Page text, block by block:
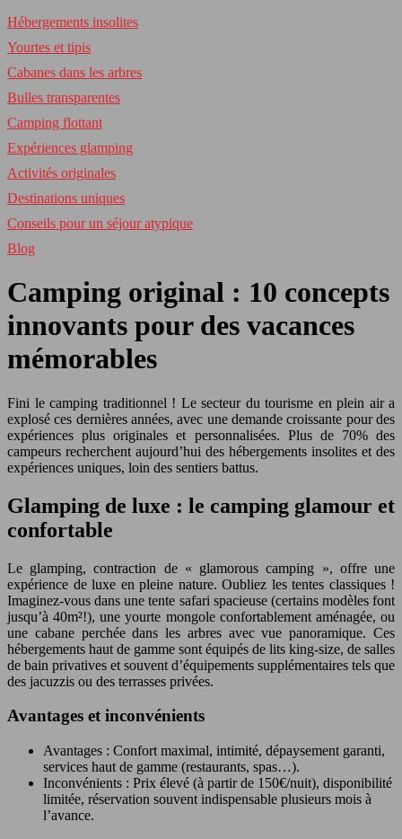
Hébergements insolites
Yourtes et tipis
Cabanes dans les arbres
Bulles transparentes
Camping flottant
Expériences glamping
Activités originales
Destinations uniques
Conseils pour un séjour atypique
Blog
Camping original : 10 concepts
innovants pour des vacances
mémorables
Fini le camping traditionnel ! Le secteur du tourisme en plein air a
explosé ces dernières années, avec une demande croissante pour des
expériences plus originales et personnalisées. Plus de 70% des
campeurs recherchent aujourd’hui des hébergements insolites et des
expériences uniques, loin des sentiers battus.
Glamping de luxe : le camping glamour et
confortable
Le glamping, contraction de « glamorous camping », offre une
expérience de luxe en pleine nature. Oubliez les tentes classiques !
Imaginez-vous dans une tente safari spacieuse (certains modèles font
jusqu’à 40m²!), une yourte mongole confortablement aménagée, ou
une cabane perchée dans les arbres avec vue panoramique. Ces
hébergements haut de gamme sont équipés de lits king-size, de salles
de bain privatives et souvent d’équipements supplémentaires tels que
des jacuzzis ou des terrasses privées.
Avantages et inconvénients
Avantages : Confort maximal, intimité, dépaysement garanti,
services haut de gamme (restaurants, spas…).
Inconvénients : Prix élevé (à partir de 150€/nuit), disponibilité
limitée, réservation souvent indispensable plusieurs mois à
l’avance.